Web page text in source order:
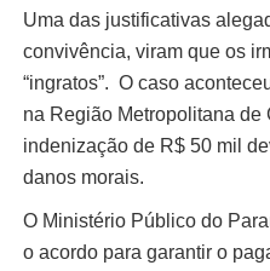
Uma das justificativas
convivência, viram que os
“ingratos”. O caso
na Região Metropolitana
indenização de R$ 50 mil
danos morais.
O Ministério Público do
o acordo para garantir o